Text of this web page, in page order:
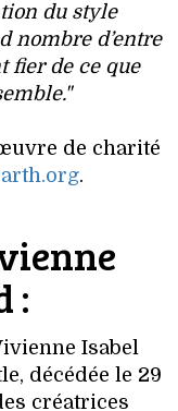
du style
nombre d’entre
fier de ce que
de charité
.
:
Isabel
décédée le 29
créatrices